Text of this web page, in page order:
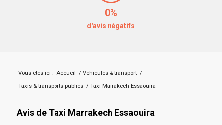
0%
d'avis négatifs
Vous êtes ici : Accueil / Véhicules & transport /
Taxis & transports publics / Taxi Marrakech Essaouira
Avis de Taxi Marrakech Essaouira